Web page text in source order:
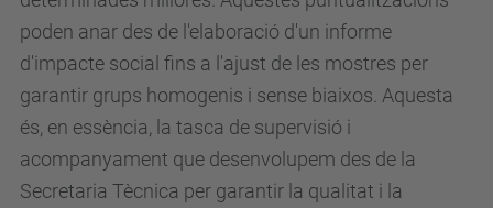
poden anar des de l'elaboració d'un informe
d'impacte social fins a l'ajust de les mostres per
garantir grups homogenis i sense biaixos. Aquesta
és, en essència, la tasca de supervisió i
acompanyament que desenvolupem des de la
Secretaria Tècnica per garantir la qualitat i la